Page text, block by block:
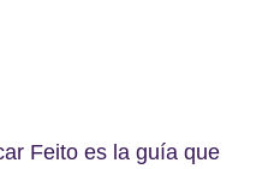
Feito es la guía que